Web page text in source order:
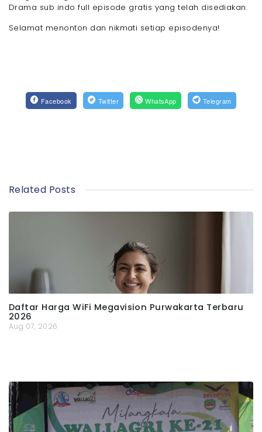
Drama sub indo full episode gratis yang telah disediakan.
Selamat menonton dan nikmati setiap episodenya!
Facebook Twitter WhatsApp Telegram
Related Posts
Daftar Harga WiFi Megavision Purwakarta Terbaru
2026
Aug 07, 2026